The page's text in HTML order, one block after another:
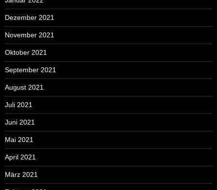
Dezember 2021
November 2021
Oktober 2021
September 2021
August 2021
Juli 2021
Juni 2021
Mai 2021
April 2021
März 2021